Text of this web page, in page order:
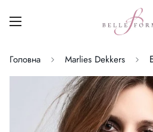
Головна Marlies Dekkers